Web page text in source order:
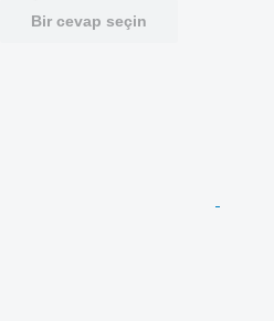
Bir cevap seçin